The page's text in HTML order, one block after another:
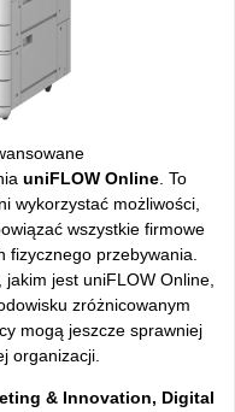
uniFLOW Online. To
wykorzystać możliwości,
wszystkie firmowe
fizycznego przebywania.
jest uniFLOW Online,
zróżnicowanym
mogą jeszcze sprawniej
organizacji.
& Innovation, Digital